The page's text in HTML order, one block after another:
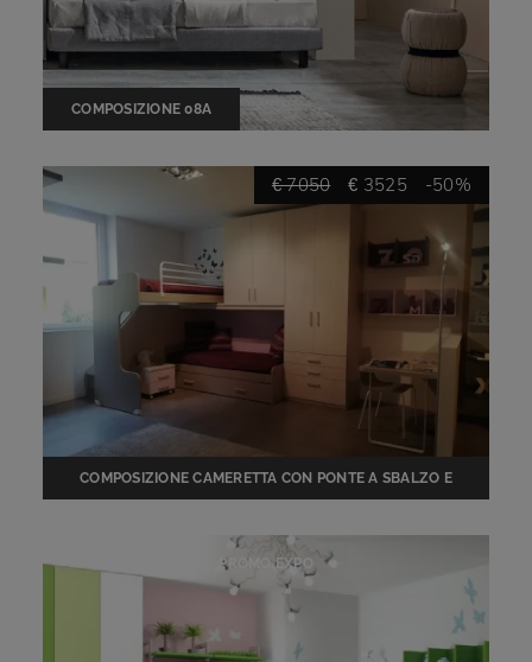
COMPOSIZIONE 08A
€ 7050 € 3525 -50%
COMPOSIZIONE CAMERETTA CON PONTE A SBALZO E
PROMO EXPO